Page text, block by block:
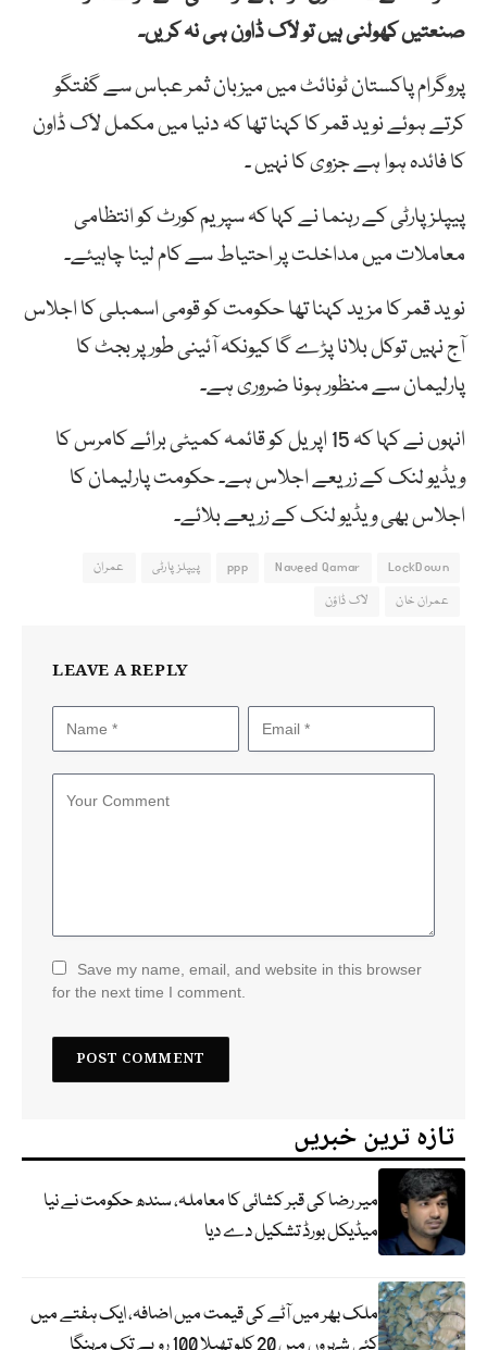
صنعتیں کھولنی ہیں تو لاک ڈاون ہی نہ کریں۔
پروگرام پاکستان ٹونائٹ میں میزبان ثمر عباس سے گفتگو
کرتے ہوئے نوید قمر کا کہنا تھا کہ دنیا میں مکمل لاک ڈاون
کا فائدہ ہوا ہے جزوی کا نہیں ۔
پیپلزپارٹی کے رہنما نے کہا کہ سپریم کورٹ کو انتظامی
معاملات میں مداخلت پر احتیاط سے کام لینا چاہیئے۔
نوید قمر کا مزید کہنا تھا حکومت کو قومی اسمبلی کا اجلاس
آج نہیں توکل بلانا پڑے گا کیونکہ آئینی طور پر بجٹ کا
پارلیمان سے منظور ہونا ضروری ہے۔
انہوں نے کہا کہ 15 اپریل کو قائمہ کمیٹی برائے کامرس کا
ویڈیو لنک کے زریعے اجلاس ہے۔ حکومت پارلیمان کا
اجلاس بھی ویڈیو لنک کے زریعے بلائے۔
LockDown
Naveed Qamar
ppp پیپلز پارٹی
عمران
عمران خان
لاک ڈاؤن
LEAVE A REPLY
Save my name, email, and website in this browser
for the next time I comment.
تازہ ترین خبریں
میر رضا کی قبر کشائی کا معاملہ، سندھ حکومت نے نیا
میڈیکل بورڈ تشکیل دے دیا
ملک بھر میں آٹے کی قیمت میں اضافہ، ایک ہفتے میں